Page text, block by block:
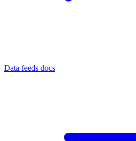
Data feeds docs